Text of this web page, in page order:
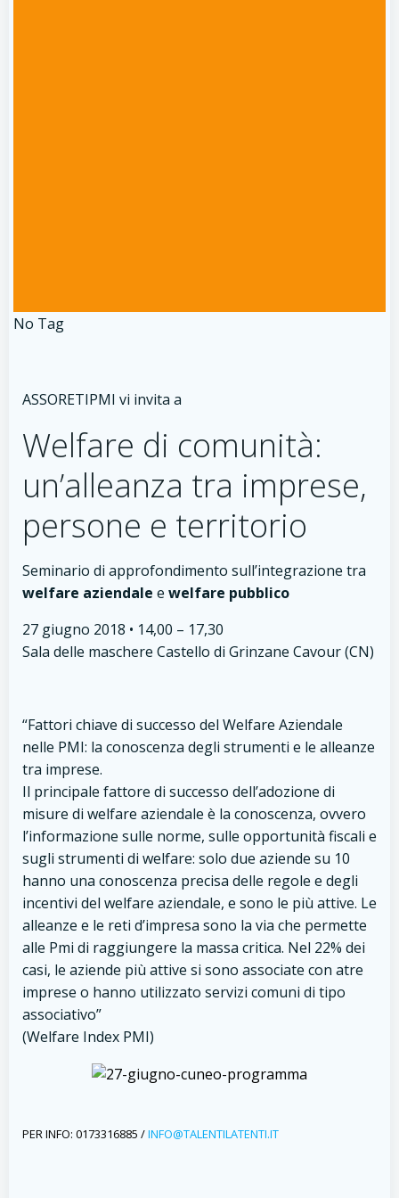
No Tag
ASSORETIPMI vi invita a
Welfare di comunità:
un’alleanza tra imprese,
persone e territorio
Seminario di approfondimento sull’integrazione tra
welfare aziendale e welfare pubblico
27 giugno 2018 • 14,00 – 17,30
Sala delle maschere Castello di Grinzane Cavour (CN)
“Fattori chiave di successo del Welfare Aziendale
nelle PMI: la conoscenza degli strumenti e le alleanze
tra imprese.
Il principale fattore di successo dell’adozione di
misure di welfare aziendale è la conoscenza, ovvero
l’informazione sulle norme, sulle opportunità fiscali e
sugli strumenti di welfare: solo due aziende su 10
hanno una conoscenza precisa delle regole e degli
incentivi del welfare aziendale, e sono le più attive. Le
alleanze e le reti d’impresa sono la via che permette
alle Pmi di raggiungere la massa critica. Nel 22% dei
casi, le aziende più attive si sono associate con atre
imprese o hanno utilizzato servizi comuni di tipo
associativo”
(Welfare Index PMI)
PER INFO: 0173316885 /INFO@TALENTILATENTI.IT